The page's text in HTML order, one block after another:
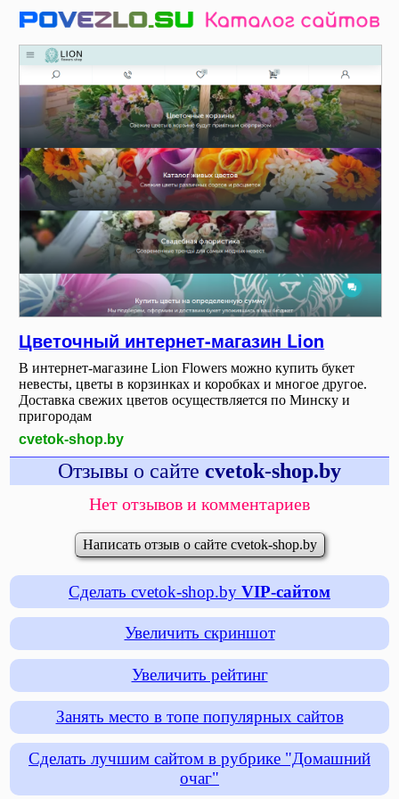
Цветочный интернет-магазин Lion
В интернет-магазине Lion Flowers можно купить букет
невесты, цветы в корзинках и коробках и многое другое.
Доставка свежих цветов осуществляется по Минску и
пригородам
cvetok-shop.by
Отзывы о сайте cvetok-shop.by
Нет отзывов и комментариев
Написать отзыв о сайте cvetok-shop.by
Сделать cvetok-shop.by VIP-сайтом
Увеличить скриншот
Увеличить рейтинг
Занять место в топе популярных сайтов
Сделать лучшим сайтом в рубрике "Домашний
очаг"